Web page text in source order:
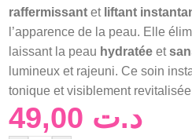
raffermissant et liftant
l’apparence de la peau. Elle
laissant la peau hydratée et
lumineux et rajeuni. Ce soin
tonique et visiblement
د.ت